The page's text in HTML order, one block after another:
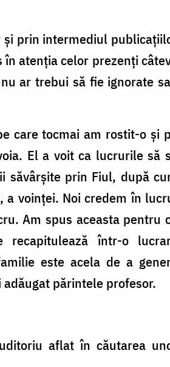
și prin intermediul
atenția celor prezenți
ar trebui să fie ignorate
care tocmai am rostit-o și
El a voit ca lucrurile să
săvârșite prin Fiul, după
a voinței. Noi credem în
Am spus aceasta pentru
într-o
este acela de a
părintele profesor.
aflat în căutarea